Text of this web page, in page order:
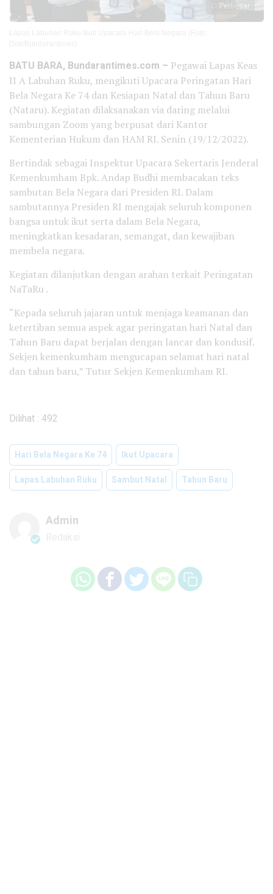
Perbesar
BATU BARA, Bundarantimes.com – Pegawai Lapas Keas
II A Labuhan Ruku, mengikuti Upacara Peringatan Hari
Bela Negara Ke 74 dan Kesiapan Natal dan Tahun Baru
(Nataru). Kegiatan dilaksanakan via daring melalui
sambungan Zoom yang berpusat dari Kantor
Kementerian Hukum dan HAM RI. Senin (19/12/2022).
Bertindak sebagai Inspektur Upacara Sekertaris Jenderal
Kemenkumham Bpk. Andap Budhi membacakan teks
sambutan Bela Negara dari Presiden RI. Dalam
sambutannya Presiden RI mengajak seluruh komponen
bangsa untuk ikut serta dalam Bela Negara,
meningkatkan kesadaran, semangat, dan kewajiban
membela negara.
Kegiatan dilanjutkan dengan arahan terkait Peringatan
NaTaRu .
“Kepada seluruh jajaran untuk menjaga keamanan dan
ketertiban semua aspek agar peringatan hari Natal dan
Tahun Baru dapat berjalan dengan lancar dan kondusif.
Sekjen kemenkumham mengucapan selamat hari natal
dan tahun baru,” Tutur Sekjen Kemenkumham RI.
Dilihat : 492
Hari Bela Negara Ke 74
Ikut Upacara
Lapas Labuhan Ruku
Sambut Natal Tahun Baru
Admin